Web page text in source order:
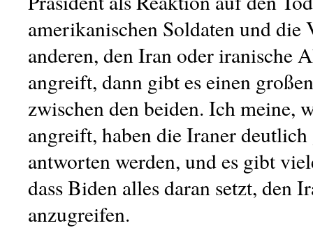
amerikanischen Soldaten und
anderen, den Iran oder iranische
angreift, dann gibt es einen
zwischen den beiden. Ich meine,
angreift, haben die Iraner deutlich
antworten werden, und es gibt
dass Biden alles daran setzt, den
anzugreifen.